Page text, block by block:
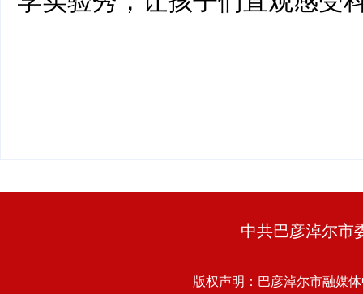
中共巴彦淖尔市
版权声明：巴彦淖尔市融媒